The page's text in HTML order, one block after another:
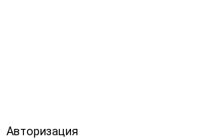
Авторизация